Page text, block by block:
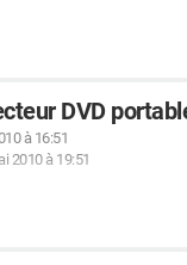
DVD
à 16:51
2010 à 19:51